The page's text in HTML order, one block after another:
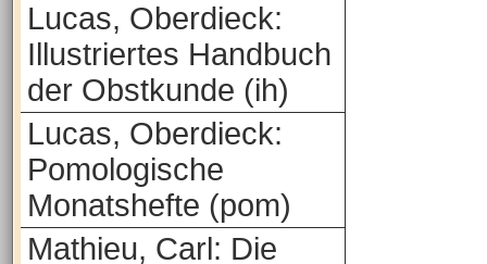
Lucas, Oberdieck:
Illustriertes Handbuch
der Obstkunde (ih)
Lucas, Oberdieck:
Pomologische
Monatshefte (pom)
Mathieu, Carl: Die